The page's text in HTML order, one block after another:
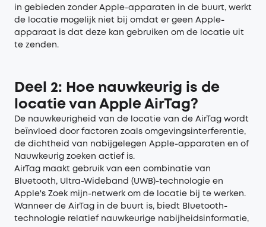
in gebieden zonder Apple-apparaten in de buurt, werkt
de locatie mogelijk niet bij omdat er geen Apple-
apparaat is dat deze kan gebruiken om de locatie uit
te zenden.
Deel 2: Hoe nauwkeurig is de
locatie van Apple AirTag?
De nauwkeurigheid van de locatie van de AirTag wordt
beïnvloed door factoren zoals omgevingsinterferentie,
de dichtheid van nabijgelegen Apple-apparaten en of
Nauwkeurig zoeken actief is.
AirTag maakt gebruik van een combinatie van
Bluetooth, Ultra-Wideband (UWB)-technologie en
Apple's Zoek mijn-netwerk om de locatie bij te werken.
Wanneer de AirTag in de buurt is, biedt Bluetooth-
technologie relatief nauwkeurige nabijheidsinformatie,